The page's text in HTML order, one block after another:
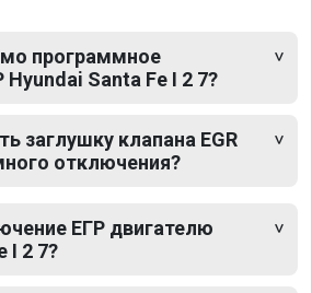
программное
Santa Fe I 2 7?
заглушку клапана EGR
отключения?
ЕГР двигателю
I 2 7?